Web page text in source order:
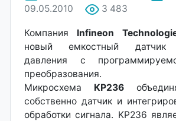
09.05.2010
3 483
Компания Infineon
новый емкостный датчик
давления с
преобразования.
Микросхема KP236
собственно датчик и
обработки сигнала. KP236